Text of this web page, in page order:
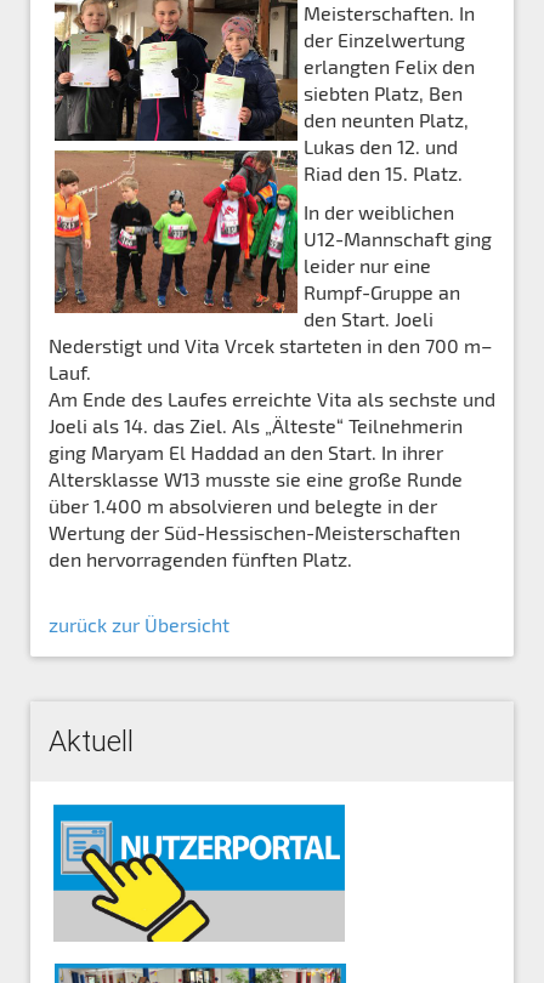
Meisterschaften. In
der Einzelwertung
erlangten Felix den
siebten Platz, Ben
den neunten Platz,
Lukas den 12. und
Riad den 15. Platz.
In der weiblichen
U12-Mannschaft ging
leider nur eine
Rumpf-Gruppe an
den Start. Joeli
Nederstigt und Vita Vrcek starteten in den 700 m–
Lauf.
Am Ende des Laufes erreichte Vita als sechste und
Joeli als 14. das Ziel. Als „Älteste“ Teilnehmerin
ging Maryam El Haddad an den Start. In ihrer
Altersklasse W13 musste sie eine große Runde
über 1.400 m absolvieren und belegte in der
Wertung der Süd-Hessischen-Meisterschaften
den hervorragenden fünften Platz.
zurück zur Übersicht
Aktuell